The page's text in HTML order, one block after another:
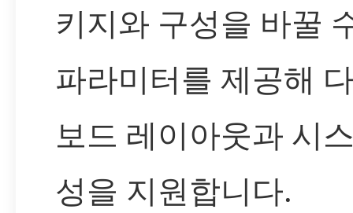
키지와 구성을 바꿀
파라미터를 제공해
보드 레이아웃과 시
성을 지원합니다.